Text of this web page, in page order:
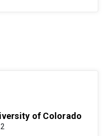
of Colorado